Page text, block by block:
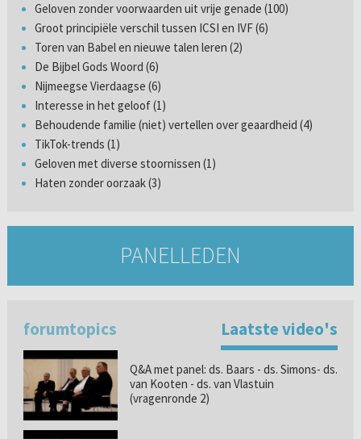
Geloven zonder voorwaarden uit vrije genade (100)
Groot principiële verschil tussen ICSI en IVF (6)
Toren van Babel en nieuwe talen leren (2)
De Bijbel Gods Woord (6)
Nijmeegse Vierdaagse (6)
Interesse in het geloof (1)
Behoudende familie (niet) vertellen over geaardheid (4)
TikTok-trends (1)
Geloven met diverse stoornissen (1)
Haten zonder oorzaak (3)
PANELLEDEN
forumtopics Laatste video's
Q&A met panel: ds. Baars - ds. Simons- ds.
van Kooten - ds. van Vlastuin
(vragenronde 2)